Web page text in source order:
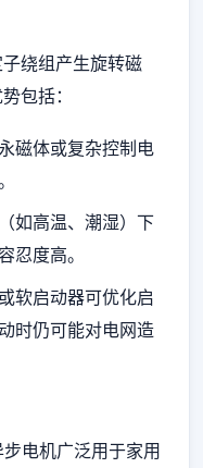
绕组产生旋转磁
包括：
磁体或复杂控制电
如高温、潮湿）下
忍度高。
软启动器可优化启
时仍可能对电网造
电机广泛用于家用